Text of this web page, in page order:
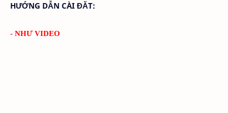
HƯỚNG DẪN CÀI ĐĂT:
- NHƯ VIDEO